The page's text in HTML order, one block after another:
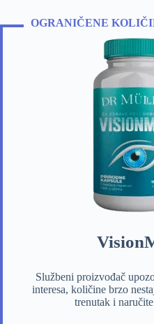
OGRANIČENE
Službeni proizvođač
interesa, količine brzo
trenutak i